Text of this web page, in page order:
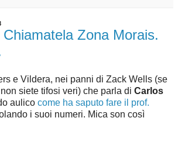
Zona Morais.
e Vildera, nei panni di Zack Wells (se
siete tifosi veri) che parla di Carlos
aulico come ha saputo fare il prof.
i suoi numeri. Mica son così